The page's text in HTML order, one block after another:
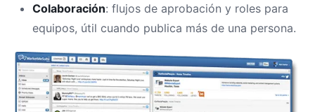
Colaboración: flujos de aprobación y roles para
equipos, útil cuando publica más de una persona.